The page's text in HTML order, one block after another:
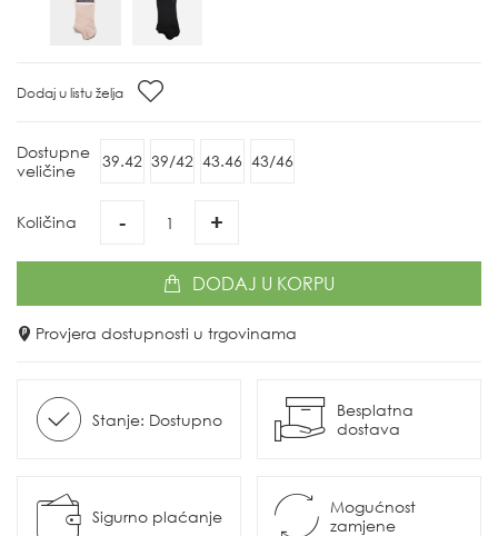
Dodaj u listu želja
Dostupne
veličine
39.42 39/42 43.46 43/46
Količina - +
DODAJ U KORPU
Provjera dostupnosti u trgovinama
Stanje: Dostupno
Besplatna
dostava
Sigurno plaćanje
Mogućnost
zamjene